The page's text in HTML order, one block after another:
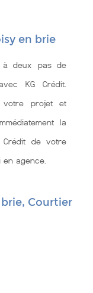
en brie
à deux pas de
KG Crédit.
projet et
la
Crédit de votre
agence.
Courtier